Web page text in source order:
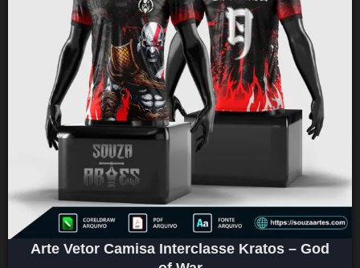
Arte Vetor Camisa Interclasse Kratos – God